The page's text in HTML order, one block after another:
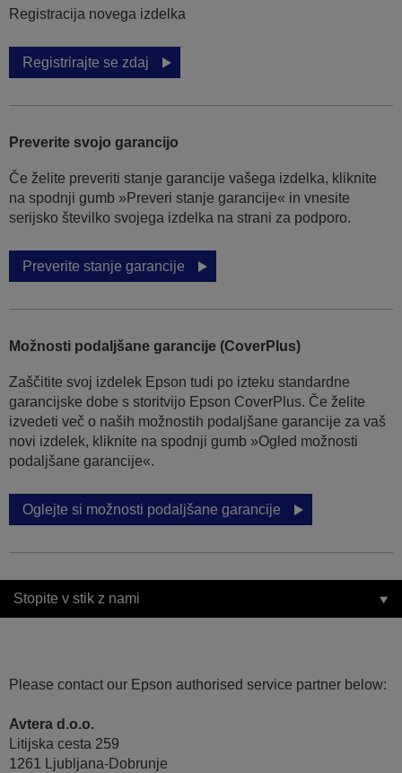
Registracija novega izdelka
Registrirajte se zdaj
Preverite svojo garancijo
Če želite preveriti stanje garancije vašega izdelka, kliknite
na spodnji gumb »Preveri stanje garancije« in vnesite
serijsko številko svojega izdelka na strani za podporo.
Preverite stanje garancije
Možnosti podaljšane garancije (CoverPlus)
Zaščitite svoj izdelek Epson tudi po izteku standardne
garancijske dobe s storitvijo Epson CoverPlus. Če želite
izvedeti več o naših možnostih podaljšane garancije za vaš
novi izdelek, kliknite na spodnji gumb »Ogled možnosti
podaljšane garancije«.
Oglejte si možnosti podaljšane garancije
Stopite v stik z nami
Please contact our Epson authorised service partner below:
Avtera d.o.o.
Litijska cesta 259
1261 Ljubljana-Dobrunje